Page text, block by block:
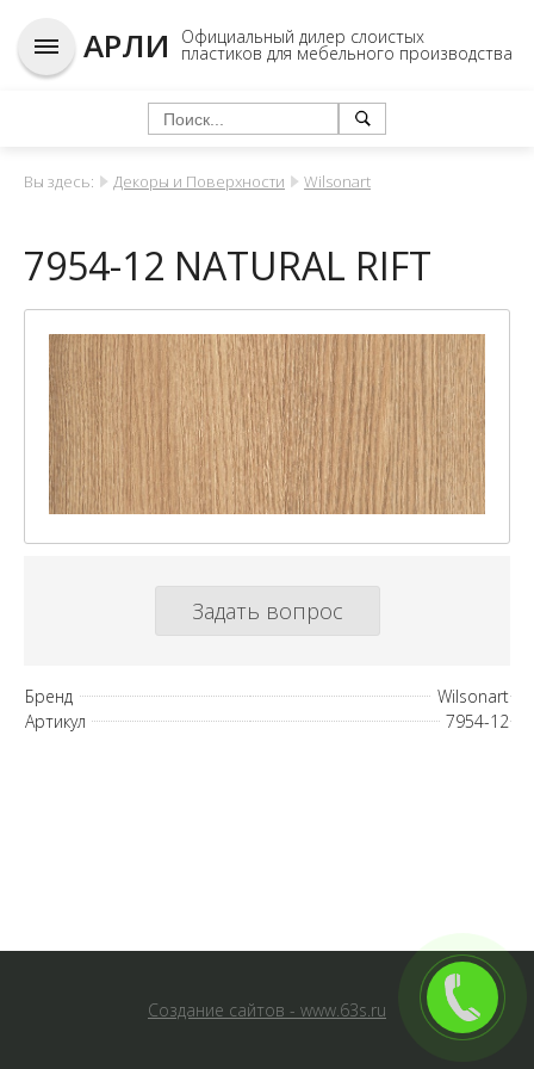
АРЛИ Официальный дилер слоистых
пластиков для мебельного производства
Вы здесь: Декоры и Поверхности Wilsonart
7954-12 NATURAL RIFT
Задать вопрос
Бренд
Wilsonart
Артикул
7954-12
Создание сайтов - www.63s.ru